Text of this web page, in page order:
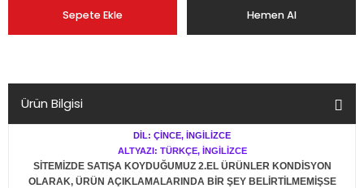
Sepete Ekle Hemen Al
Ürün Bilgisi
DİL: ÇİNCE, İNGİLİZCE
ALTYAZI: TÜRKÇE, İNGİLİZCE
SİTEMİZDE SATIŞA KOYDUĞUMUZ 2.EL ÜRÜNLER KONDİSYON
OLARAK, ÜRÜN AÇIKLAMALARINDA BİR ŞEY BELİRTİLMEMİŞSE